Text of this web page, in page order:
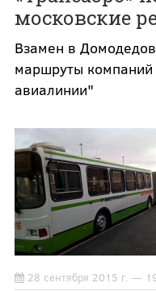
московские
Взамен в
маршруты
авиалинии"
28 сентября 2015 г. —